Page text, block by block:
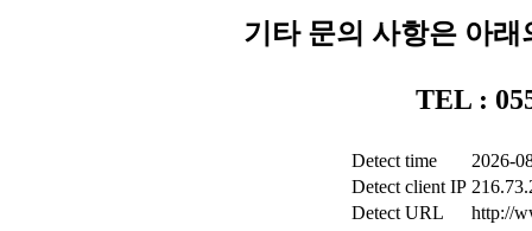
기타 문의 사항은 아
TEL :
Detect time
2026-
Detect client IP
Detect URL
http://